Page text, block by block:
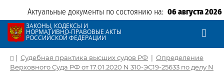
Актуальные документы по состоянию на: 06 августа 2026
ЗАКОНЫ, КОДЕКСЫ И
НОРМАТИВНО-ПРАВОВЫЕ АКТЫ
РОССИЙСКОЙ ФЕДЕРАЦИИ
| Судебная практика высших судов РФ | Определение
Верховного Суда РФ от 17.01.2020 N 310-ЭС19-25633 по делу N